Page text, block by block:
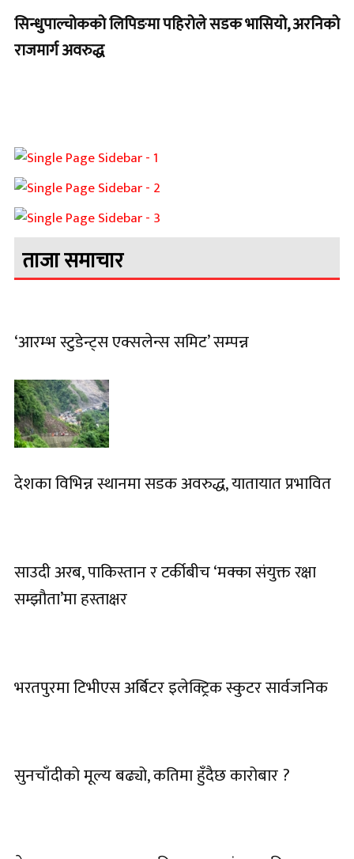
सिन्धुपाल्चोकको लिपिङमा पहिरोले सडक भासियो, अरनिको
राजमार्ग अवरुद्ध
ताजा समाचार
‘आरम्भ स्टुडेन्ट्स एक्सलेन्स समिट’ सम्पन्न
देशका विभिन्न स्थानमा सडक अवरुद्ध, यातायात प्रभावित
साउदी अरब, पाकिस्तान र टर्कीबीच ‘मक्का संयुक्त रक्षा
सम्झौता’मा हस्ताक्षर
भरतपुरमा टिभीएस अर्बिटर इलेक्ट्रिक स्कुटर सार्वजनिक
सुनचाँदीको मूल्य बढ्यो, कतिमा हुँदैछ कारोबार ?